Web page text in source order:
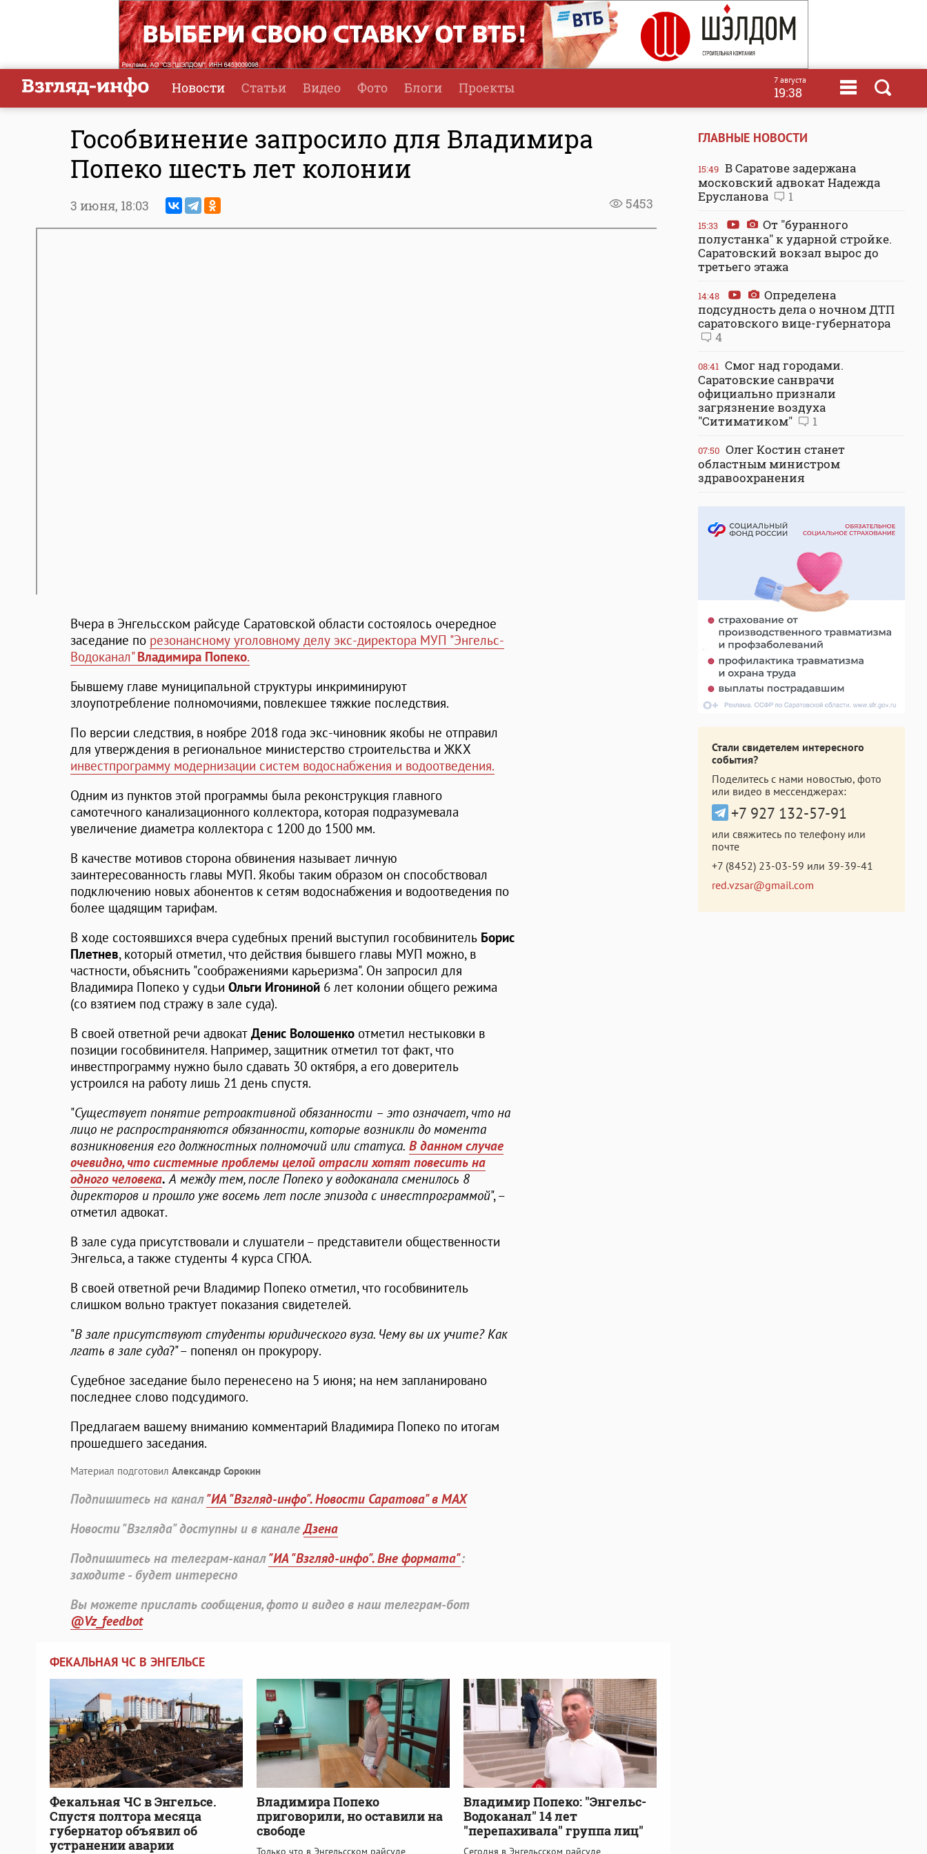
Новости Статьи Видео Фото Блоги Проекты 7 августа
19:38
Гособвинение запросило для Владимира
Попеко шесть лет колонии
5453
3 июня, 18:03
Вчера в Энгельсском райсуде Саратовской области состоялось очередное
заседание по резонансному уголовному делу экс-директора МУП "Энгельс-
Водоканал"Владимира Попеко.
Бывшему главе муниципальной структуры инкриминируют
злоупотребление полномочиями, повлекшее тяжкие последствия.
По версии следствия, в ноябре 2018 года экс-чиновник якобы не отправил
для утверждения в региональное министерство строительства и ЖКХ
инвестпрограмму модернизации систем водоснабжения и водоотведения.
Одним из пунктов этой программы была реконструкция главного
самотечного канализационного коллектора, которая подразумевала
увеличение диаметра коллектора с 1200 до 1500 мм.
В качестве мотивов сторона обвинения называет личную
заинтересованность главы МУП. Якобы таким образом он способствовал
подключению новых абонентов к сетям водоснабжения и водоотведения по
более щадящим тарифам.
В ходе состоявшихся вчера судебных прений выступил гособвинитель Борис
Плетнев, который отметил, что действия бывшего главы МУП можно, в
частности, объяснить "соображениями карьеризма". Он запросил для
Владимира Попеко у судьи Ольги Игониной 6 лет колонии общего режима
(со взятием под стражу в зале суда).
В своей ответной речи адвокат Денис Волошенко отметил нестыковки в
позиции гособвинителя. Например, защитник отметил тот факт, что
инвестпрограмму нужно было сдавать 30 октября, а его доверитель
устроился на работу лишь 21 день спустя.
"Существует понятие ретроактивной обязанности – это означает, что на
лицо не распространяются обязанности, которые возникли до момента
возникновения его должностных полномочий или статуса. В данном случае
очевидно, что системные проблемы целой отрасли хотят повесить на
одного человека. А между тем, после Попеко у водоканала сменилось 8
директоров и прошло уже восемь лет после эпизода с инвестпрограммой", –
отметил адвокат.
В зале суда присутствовали и слушатели – представители общественности
Энгельса, а также студенты 4 курса СГЮА.
В своей ответной речи Владимир Попеко отметил, что гособвинитель
слишком вольно трактует показания свидетелей.
"В зале присутствуют студенты юридического вуза. Чему вы их учите? Как
лгать в зале суда?" – попенял он прокурору.
Судебное заседание было перенесено на 5 июня; на нем запланировано
последнее слово подсудимого.
Предлагаем вашему вниманию комментарий Владимира Попеко по итогам
прошедшего заседания.
Материал подготовил Александр Сорокин
Подпишитесь на канал"ИА "Взгляд-инфо". Новости Саратова" в MAX
Новости "Взгляда" доступны и в каналеДзена
Подпишитесь на телеграм-канал"ИА "Взгляд-инфо". Вне формата":
заходите - будет интересно
Вы можете прислать сообщения, фото и видео в наш телеграм-бот
@Vz_feedbot
ФЕКАЛЬНАЯ ЧС В ЭНГЕЛЬСЕ
Фекальная ЧС в Энгельсе.
Спустя полтора месяца
губернатор объявил об
устранении аварии
Владимира Попеко
приговорили, но оставили на
свободе
Только что в Энгельсском райсуде
Владимир Попеко: "Энгельс-
Водоканал" 14 лет
"перепахивала" группа лиц"
Сегодня в Энгельсском райсуде
ГЛАВНЫЕ НОВОСТИ
15:49 В Саратове задержана
московский адвокат Надежда
Ерусланова
1
15:33
От "буранного
полустанка" к ударной стройке.
Саратовский вокзал вырос до
третьего этажа
14:48
Определена
подсудность дела о ночном ДТП
саратовского вице-губернатора
4
08:41 Смог над городами.
Саратовские санврачи
официально признали
загрязнение воздуха
"Ситиматиком"
1
07:50 Олег Костин станет
областным министром
здравоохранения
Стали свидетелем интересного
события?
Поделитесь с нами новостью, фото
или видео в мессенджерах:
+7 927 132-57-91
или свяжитесь по телефону или
почте
+7 (8452) 23-03-59 или 39-39-41
red.vzsar@gmail.com